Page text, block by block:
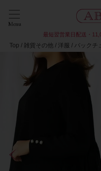
Menu
最短翌営業日配送・
Top 雑貨その他 洋服 バックチ